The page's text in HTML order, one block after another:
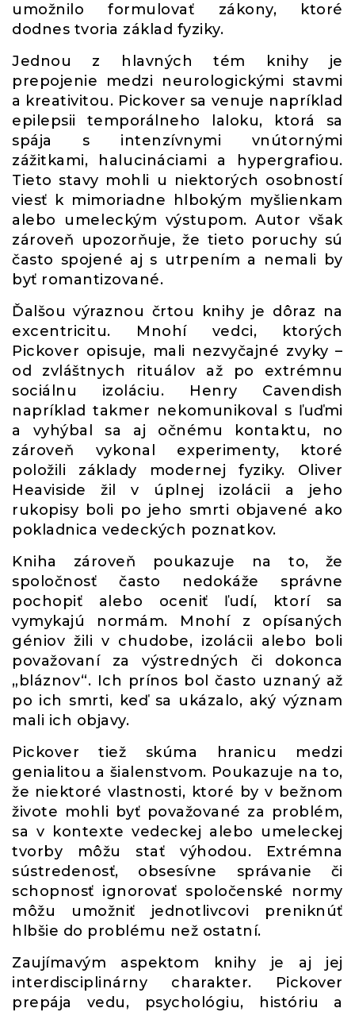
umožnilo formulovať zákony, ktoré
dodnes tvoria základ fyziky.
Jednou z hlavných tém knihy je
prepojenie medzi neurologickými stavmi
a kreativitou. Pickover sa venuje napríklad
epilepsii temporálneho laloku, ktorá sa
spája s intenzívnymi vnútornými
zážitkami, halucináciami a hypergrafiou.
Tieto stavy mohli u niektorých osobností
viesť k mimoriadne hlbokým myšlienkam
alebo umeleckým výstupom. Autor však
zároveň upozorňuje, že tieto poruchy sú
často spojené aj s utrpením a nemali by
byť romantizované.
Ďalšou výraznou črtou knihy je dôraz na
excentricitu. Mnohí vedci, ktorých
Pickover opisuje, mali nezvyčajné zvyky –
od zvláštnych rituálov až po extrémnu
sociálnu izoláciu. Henry Cavendish
napríklad takmer nekomunikoval s ľuďmi
a vyhýbal sa aj očnému kontaktu, no
zároveň vykonal experimenty, ktoré
položili základy modernej fyziky. Oliver
Heaviside žil v úplnej izolácii a jeho
rukopisy boli po jeho smrti objavené ako
pokladnica vedeckých poznatkov.
Kniha zároveň poukazuje na to, že
spoločnosť často nedokáže správne
pochopiť alebo oceniť ľudí, ktorí sa
vymykajú normám. Mnohí z opísaných
géniov žili v chudobe, izolácii alebo boli
považovaní za výstredných či dokonca
„bláznov“. Ich prínos bol často uznaný až
po ich smrti, keď sa ukázalo, aký význam
mali ich objavy.
Pickover tiež skúma hranicu medzi
genialitou a šialenstvom. Poukazuje na to,
že niektoré vlastnosti, ktoré by v bežnom
živote mohli byť považované za problém,
sa v kontexte vedeckej alebo umeleckej
tvorby môžu stať výhodou. Extrémna
sústredenosť, obsesívne správanie či
schopnosť ignorovať spoločenské normy
môžu umožniť jednotlivcovi preniknúť
hlbšie do problému než ostatní.
Zaujímavým aspektom knihy je aj jej
interdisciplinárny charakter. Pickover
prepája vedu, psychológiu, históriu a